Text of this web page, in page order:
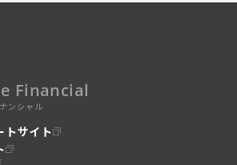
Financial
ンシャル
トサイト